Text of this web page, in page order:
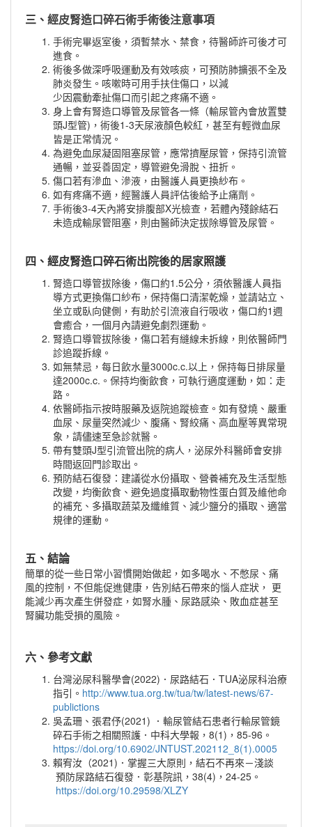
三、 經皮腎造口碎石術手術後注意事項
手術完畢返室後，須暫禁水、禁食，待醫師許可後才可
進食。
術後多做深呼吸運動及有效咳痰，可預防肺擴張不全及
肺炎發生。咳嗽時可用手扶住傷口，以減
少因震動牽扯傷口而引起之疼痛不適。
身上會有腎造口導管及尿管各一條（輸尿管內會放置雙
頭J型管)，術後1-3天尿液顏色較紅，甚至有輕微血尿
皆是正常情況。
為避免血尿凝固阻塞尿管，應常擠壓尿管，保持引流管
通暢，並妥善固定，導管避免滑脫、扭折。
傷口若有滲血、滲液，由醫護人員更換紗布。
如有疼痛不適，經醫護人員評估後給予止痛劑。
手術後3-4天內將安排腹部X光檢查，若體內殘餘結石
未造成輸尿管阻塞，則由醫師決定拔除導管及尿管。
四、經皮腎造口碎石術出院後的居家照護
腎造口導管拔除後，傷口約1.5公分，須依醫護人員指
導方式更換傷口紗布，保持傷口清潔乾燥，並請站立、
坐立或臥向健側，有助於引流液自行吸收，傷口約1週
會癒合，一個月內請避免劇烈運動。
腎造口導管拔除後，傷口若有縫線未拆線，則依醫師門
診追蹤拆線。
如無禁忌，每日飲水量3000c.c.以上，保持每日排尿量
達2000c.c.。保持均衡飲食，可執行適度運動，如：走
路。
依醫師指示按時服藥及返院追蹤檢查。如有發燒、嚴重
血尿、尿量突然減少、腹痛、腎絞痛、高血壓等異常現
象，請儘速至急診就醫。
帶有雙頭J型引流管出院的病人，泌尿外科醫師會安排
時間返回門診取出。
預防結石復發：建議從水份攝取、營養補充及生活型態
改變，均衡飲食、避免過度攝取動物性蛋白質及維他命
的補充、多攝取蔬菜及纖維質、減少鹽分的攝取、適當
規律的運動。
五、結論
簡單的從一些日常小習慣開始做起，如多喝水、不憋尿、痛
風的控制，不但能促進健康，告別結石帶來的惱人症狀， 更
能減少再次產生併發症，如腎水腫、尿路感染、敗血症甚至
腎臟功能受損的風險。
六、參考文獻
台灣泌尿科醫學會(2022)．尿路結石．TUA泌尿科治療
指引。 http://www.tua.org.tw/tua/tw/latest-news/67-
publictions
吳孟珊、張君伃(2021) ．輸尿管結石患者行輸尿管鏡
碎石手術之相關照護．中科大學報，8(1)，85-96。
https://doi.org/10.6902/JNTUST.202112_8(1).0005
賴宥汝（2021)．掌握三大原則，結石不再來－淺談
預防尿路結石復發．彰基院訊，38(4)，24-25。
https://doi.org/10.29598/XLZY